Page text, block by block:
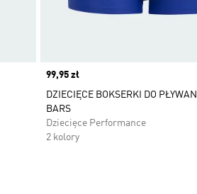
Price
99,95 zł
DZIECIĘCE BOKSERKI DO
BARS
Dziecięce Performance
2 kolory